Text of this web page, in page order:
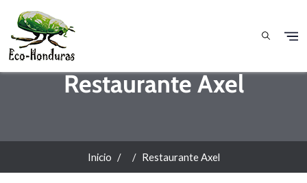
Restaurante Axel
Inicio Restaurante Axel